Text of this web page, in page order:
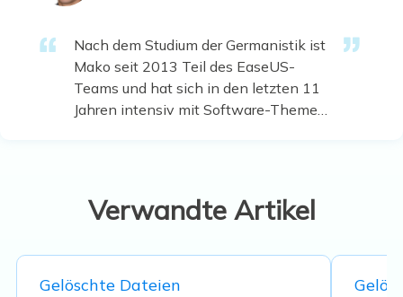
Nach dem Studium der Germanistik ist
Mako seit 2013 Teil des EaseUS-
Teams und hat sich in den letzten 11
Jahren intensiv mit Software-Themen
Multimedia-Software. …
Verwandte Artikel
Gelöschte Dateien